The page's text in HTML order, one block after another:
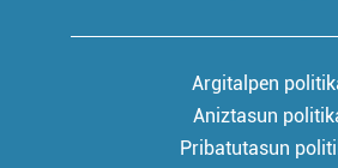
Argitalpen
Aniztasun
Pribatutasun